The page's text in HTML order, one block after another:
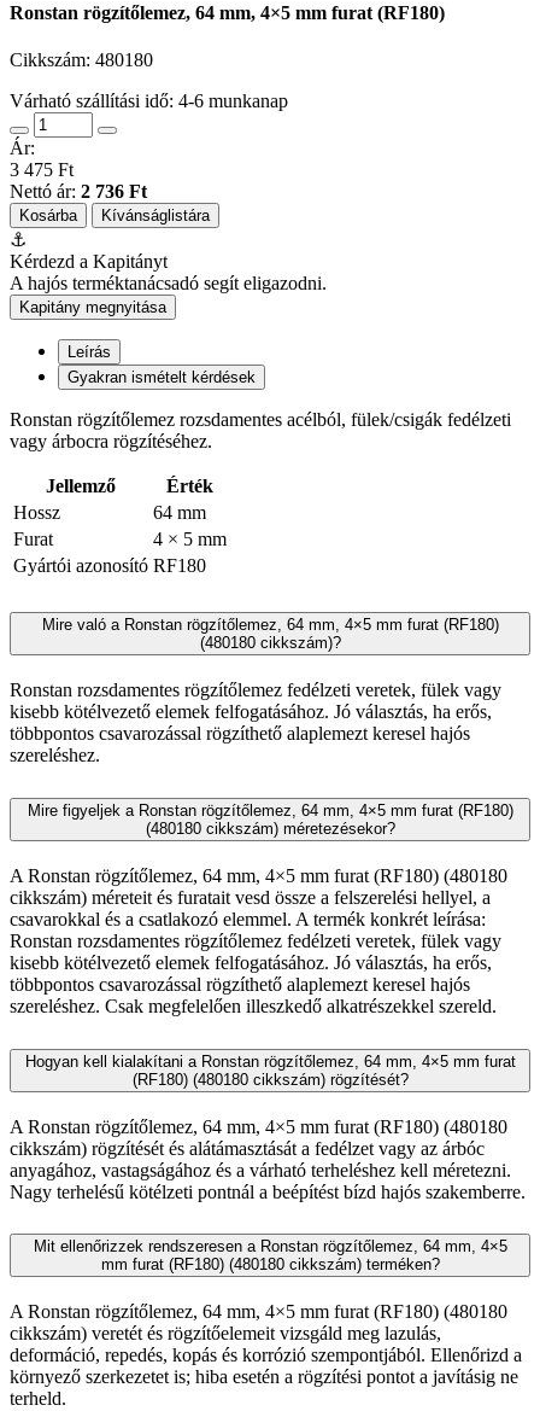
Ronstan rögzítőlemez, 64 mm, 4×5 mm furat (RF180)
Cikkszám: 480180
Várható szállítási idő: 4-6 munkanap
Ár:
3 475 Ft
Nettó ár: 2 736 Ft
Kosárba Kívánságlistára
⚓
Kérdezd a Kapitányt
A hajós terméktanácsadó segít eligazodni.
Kapitány megnyitása
Leírás
Gyakran ismételt kérdések
Ronstan rögzítőlemez rozsdamentes acélból, fülek/csigák fedélzeti
vagy árbocra rögzítéséhez.
Jellemző
Érték
Hossz
64 mm
Furat
4 × 5 mm
Gyártói azonosító RF180
Mire való a Ronstan rögzítőlemez, 64 mm, 4×5 mm furat (RF180)
(480180 cikkszám)?
Ronstan rozsdamentes rögzítőlemez fedélzeti veretek, fülek vagy
kisebb kötélvezető elemek felfogatásához. Jó választás, ha erős,
többpontos csavarozással rögzíthető alaplemezt keresel hajós
szereléshez.
Mire figyeljek a Ronstan rögzítőlemez, 64 mm, 4×5 mm furat (RF180)
(480180 cikkszám) méretezésekor?
A Ronstan rögzítőlemez, 64 mm, 4×5 mm furat (RF180) (480180
cikkszám) méreteit és furatait vesd össze a felszerelési hellyel, a
csavarokkal és a csatlakozó elemmel. A termék konkrét leírása:
Ronstan rozsdamentes rögzítőlemez fedélzeti veretek, fülek vagy
kisebb kötélvezető elemek felfogatásához. Jó választás, ha erős,
többpontos csavarozással rögzíthető alaplemezt keresel hajós
szereléshez. Csak megfelelően illeszkedő alkatrészekkel szereld.
Hogyan kell kialakítani a Ronstan rögzítőlemez, 64 mm, 4×5 mm furat
(RF180) (480180 cikkszám) rögzítését?
A Ronstan rögzítőlemez, 64 mm, 4×5 mm furat (RF180) (480180
cikkszám) rögzítését és alátámasztását a fedélzet vagy az árbóc
anyagához, vastagságához és a várható terheléshez kell méretezni.
Nagy terhelésű kötélzeti pontnál a beépítést bízd hajós szakemberre.
Mit ellenőrizzek rendszeresen a Ronstan rögzítőlemez, 64 mm, 4×5
mm furat (RF180) (480180 cikkszám) terméken?
A Ronstan rögzítőlemez, 64 mm, 4×5 mm furat (RF180) (480180
cikkszám) veretét és rögzítőelemeit vizsgáld meg lazulás,
deformáció, repedés, kopás és korrózió szempontjából. Ellenőrizd a
környező szerkezetet is; hiba esetén a rögzítési pontot a javításig ne
terheld.